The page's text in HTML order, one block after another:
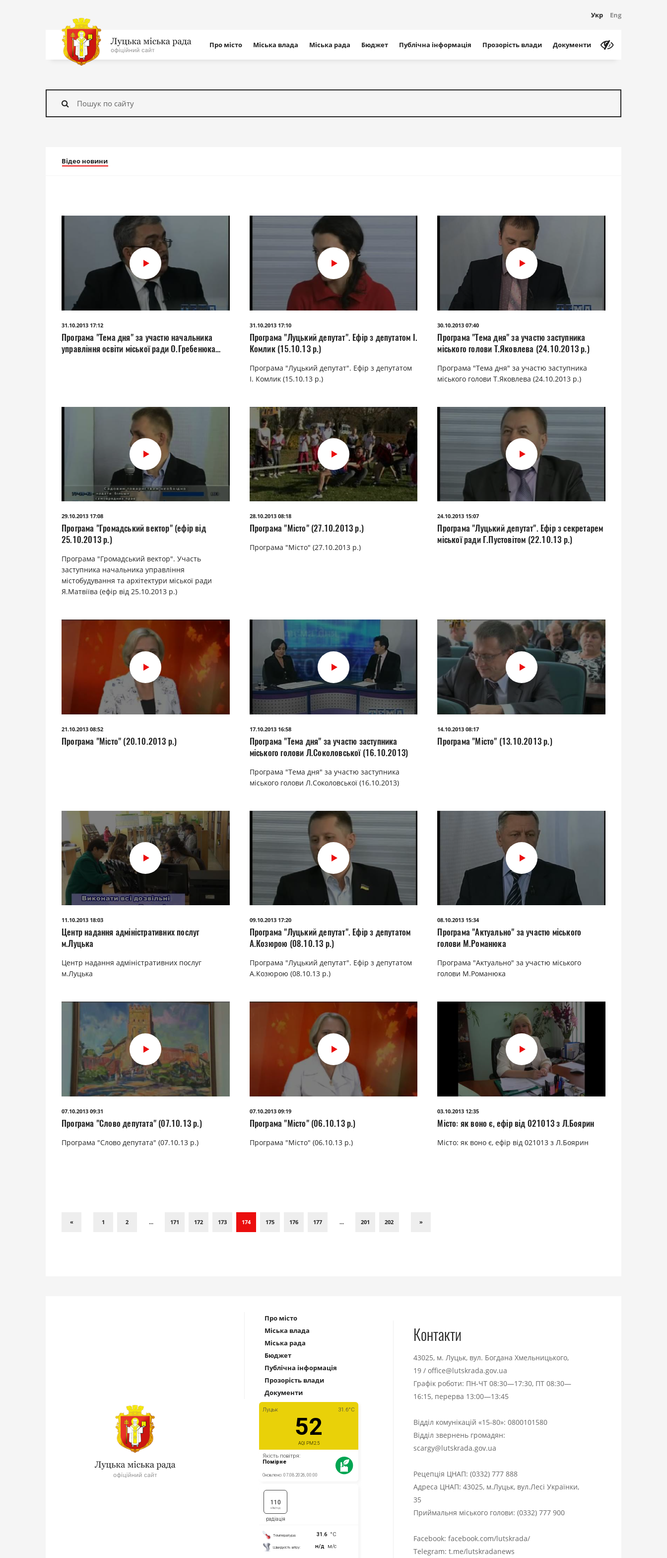
Укр Eng
На
головну
сайту
Про місто Міська влада Міська рада Бюджет Публічна інформація Прозорість влади Документи
Знайти
Відео новини
31.10.2013 17:12
Програма "Тема дня" за участю начальника
управління освіти міської ради О.Гребенюка
31.10.2013 17:10
Програма "Луцький депутат". Ефір з депутатом І.
Комлик (15.10.13 р.)
Програма "Луцький депутат". Ефір з депутатом
І. Комлик (15.10.13 р.)
30.10.2013 07:40
Програма "Тема дня" за участю заступника
міського голови Т.Яковлева (24.10.2013 р.)
Програма "Тема дня" за участю заступника
міського голови Т.Яковлева (24.10.2013 р.)
29.10.2013 17:08
Програма "Громадський вектор" (ефір від
25.10.2013 р.)
Програма "Громадський вектор". Участь
заступника начальника управління
містобудування та архітектури міської ради
Я.Матвіїва (ефір від 25.10.2013 р.)
28.10.2013 08:18
Програма "Місто" (27.10.2013 р.)
Програма "Місто" (27.10.2013 р.)
24.10.2013 15:07
Програма "Луцький депутат". Ефір з секретарем
міської ради Г.Пустовітом (22.10.13 р.)
21.10.2013 08:52
Програма "Місто" (20.10.2013 р.)
17.10.2013 16:58
Програма "Тема дня" за участю заступника
міського голови Л.Соколовської (16.10.2013)
Програма "Тема дня" за участю заступника
міського голови Л.Соколовської (16.10.2013)
14.10.2013 08:17
Програма "Місто" (13.10.2013 р.)
11.10.2013 18:03
Центр надання адміністративних послуг
м.Луцька
Центр надання адміністративних послуг
м.Луцька
09.10.2013 17:20
Програма "Луцький депутат". Ефір з депутатом
А.Козюрою (08.10.13 р.)
Програма "Луцький депутат". Ефір з депутатом
А.Козюрою (08.10.13 р.)
08.10.2013 15:34
Програма "Актуально" за участю міського
голови М.Романюка
Програма "Актуально" за участю міського
голови М.Романюка
07.10.2013 09:31
Програма "Слово депутата" (07.10.13 р.)
Програма "Слово депутата" (07.10.13 р.)
07.10.2013 09:19
Програма "Місто" (06.10.13 р.)
Програма "Місто" (06.10.13 р.)
03.10.2013 12:35
Місто: як воно є, ефір від 021013 з Л.Боярин
Місто: як воно є, ефір від 021013 з Л.Боярин
« 1 2 ... 171 172 173 174 175 176 177 ... 201 202 »
Про місто
Міська влада
Міська рада
Бюджет
Публічна інформація
Прозорість влади
Документи
Контакти
43025, м. Луцьк, вул. Богдана Хмельницького,
19 / office@lutskrada.gov.ua
Графік роботи: ПН-ЧТ 08:30—17:30, ПТ 08:30—
16:15, перерва 13:00—13:45
Відділ комунікацій «15-80»: 0800101580
Відділ звернень громадян:
scargy@lutskrada.gov.ua
Рецепція ЦНАП: (0332) 777 888
Адреса ЦНАП: 43025, м.Луцьк, вул.Лесі Українки,
35
Приймальня міського голови: (0332) 777 900
Facebook: facebook.com/lutskrada/
Telegram: t.me/lutskradanews